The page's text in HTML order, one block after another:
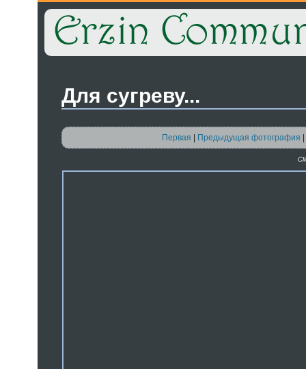
Для сугреву...
Первая Предыдущая фотография